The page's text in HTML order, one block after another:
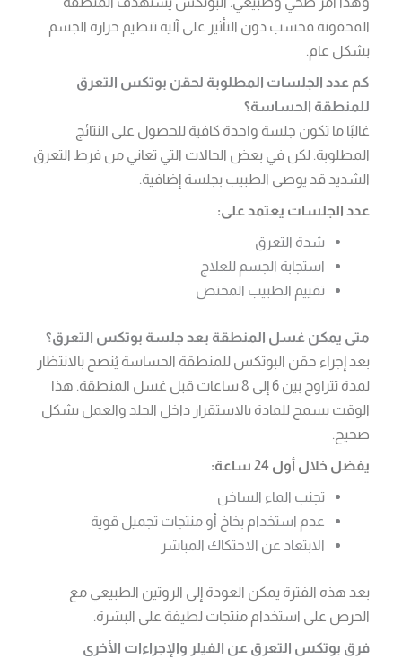
المحقونة فحسب دون التأثير على آلية تنظيم حرارة الجسم
بشكل عام.
كم عدد الجلسات المطلوبة لحقن بوتكس التعرق
للمنطقة الحساسة؟
غالبًا ما تكون جلسة واحدة كافية للحصول على النتائج
المطلوبة. لكن في بعض الحالات التي تعاني من فرط التعرق
الشديد قد يوصي الطبيب بجلسة إضافية.
عدد الجلسات يعتمد على:
شدة التعرق
استجابة الجسم للعلاج
تقييم الطبيب المختص
متى يمكن غسل المنطقة بعد جلسة بوتكس التعرق؟
بعد إجراء حقن البوتكس للمنطقة الحساسة يُنصح بالانتظار
لمدة تتراوح بين 6 إلى 8 ساعات قبل غسل المنطقة. هذا
الوقت يسمح للمادة بالاستقرار داخل الجلد والعمل بشكل
صحيح.
يفضل خلال أول 24 ساعة:
تجنب الماء الساخن
عدم استخدام بخاخ أو منتجات تجميل قوية
الابتعاد عن الاحتكاك المباشر
بعد هذه الفترة يمكن العودة إلى الروتين الطبيعي مع
الحرص على استخدام منتجات لطيفة على البشرة.
فرق بوتكس التعرق عن الفيلر والإجراءات الأخرى